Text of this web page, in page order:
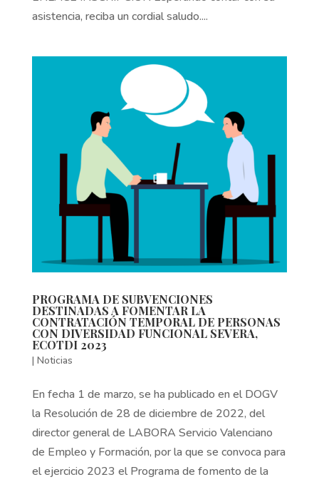
asistencia, reciba un cordial saludo....
PROGRAMA DE SUBVENCIONES
DESTINADAS A FOMENTAR LA
CONTRATACIÓN TEMPORAL DE PERSONAS
CON DIVERSIDAD FUNCIONAL SEVERA,
ECOTDI 2023
| Noticias
En fecha 1 de marzo, se ha publicado en el DOGV
la Resolución de 28 de diciembre de 2022, del
director general de LABORA Servicio Valenciano
de Empleo y Formación, por la que se convoca para
el ejercicio 2023 el Programa de fomento de la